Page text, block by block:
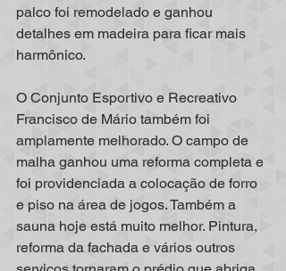
palco foi remodelado e ganhou
detalhes em madeira para ficar mais
harmônico.
O Conjunto Esportivo e Recreativo
Francisco de Mário também foi
amplamente melhorado. O campo de
malha ganhou uma reforma completa e
foi providenciada a colocação de forro
e piso na área de jogos. Também a
sauna hoje está muito melhor. Pintura,
reforma da fachada e vários outros